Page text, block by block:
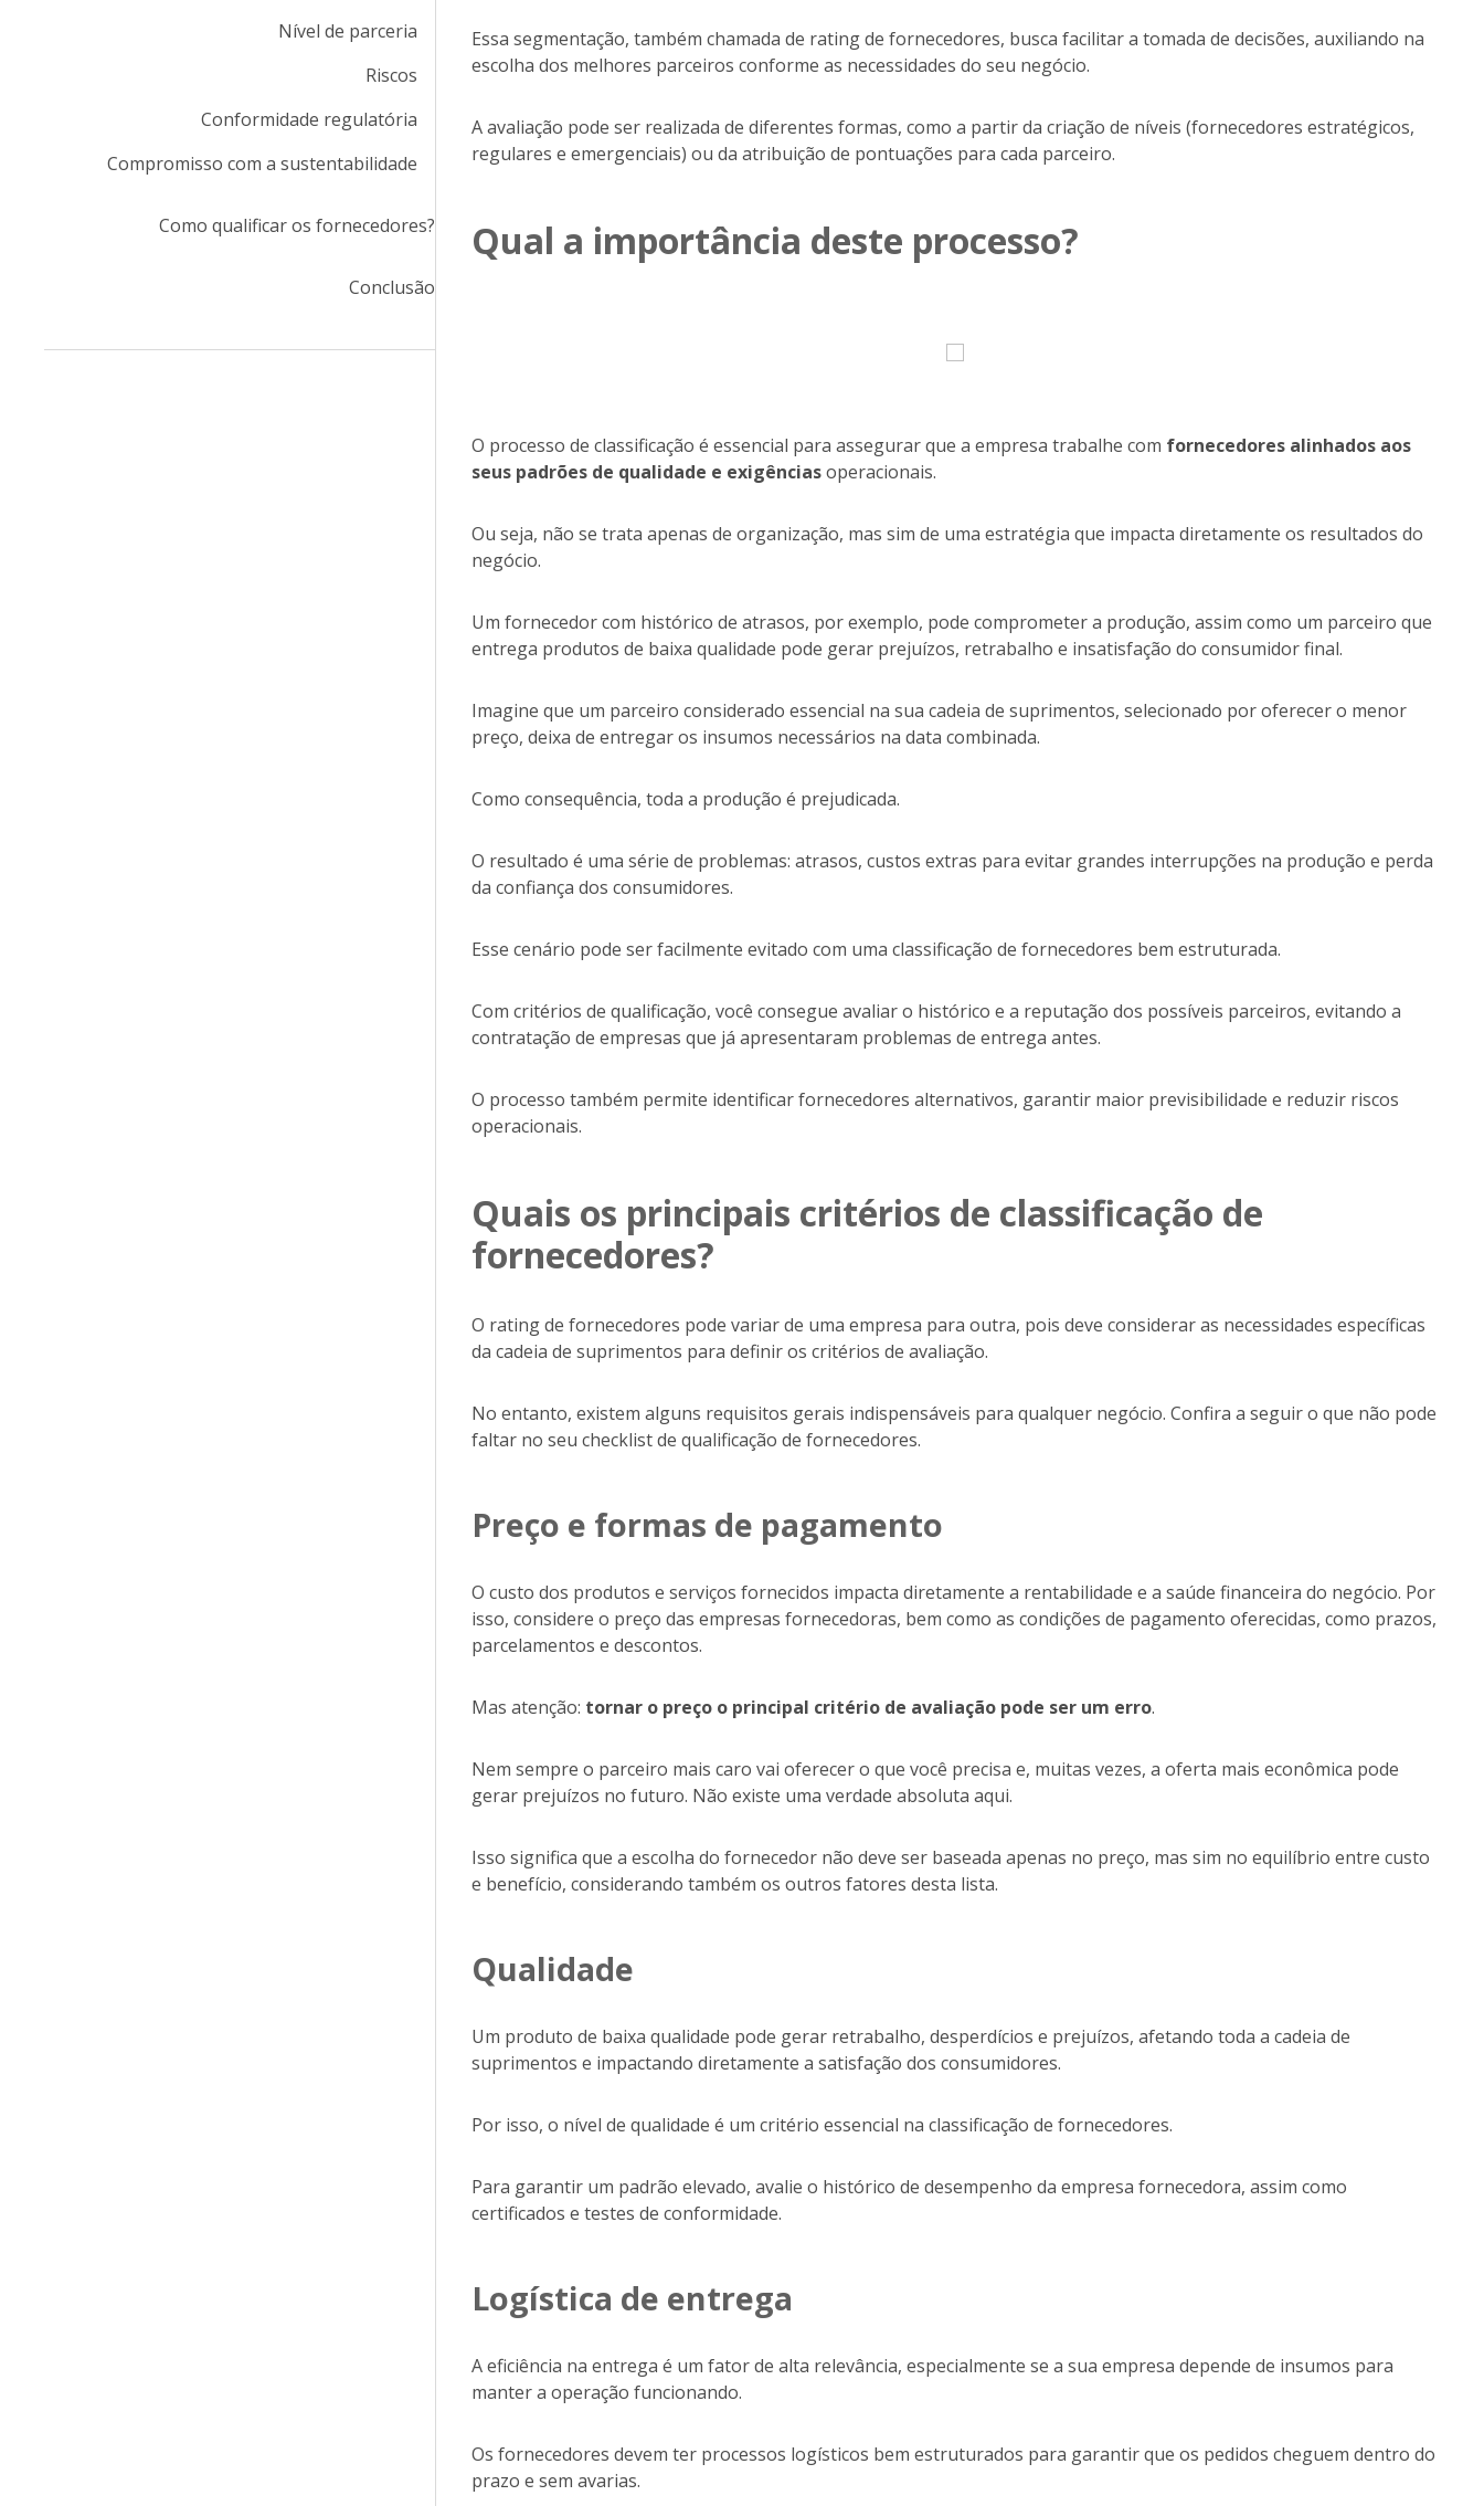
Nível de parceria
Riscos
Conformidade regulatória
Compromisso com a sustentabilidade
Como qualificar os fornecedores?
Conclusão
Essa segmentação, também chamada de rating de fornecedores, busca facilitar a tomada de decisões, auxiliando na
escolha dos melhores parceiros conforme as necessidades do seu negócio.
A avaliação pode ser realizada de diferentes formas, como a partir da criação de níveis (fornecedores estratégicos,
regulares e emergenciais) ou da atribuição de pontuações para cada parceiro.
Qual a importância deste processo?
O processo de classificação é essencial para assegurar que a empresa trabalhe com fornecedores alinhados aos
seus padrões de qualidade e exigênciasoperacionais.
Ou seja, não se trata apenas de organização, mas sim de uma estratégia que impacta diretamente os resultados do
negócio.
Um fornecedor com histórico de atrasos, por exemplo, pode comprometer a produção, assim como um parceiro que
entrega produtos de baixa qualidade pode gerar prejuízos, retrabalho e insatisfação do consumidor final.
Imagine que um parceiro considerado essencial na sua cadeia de suprimentos, selecionado por oferecer o menor
preço, deixa de entregar os insumos necessários na data combinada.
Como consequência, toda a produção é prejudicada.
O resultado é uma série de problemas: atrasos, custos extras para evitar grandes interrupções na produção e perda
da confiança dos consumidores.
Esse cenário pode ser facilmente evitado com uma classificação de fornecedores bem estruturada.
Com critérios de qualificação, você consegue avaliar o histórico e a reputação dos possíveis parceiros, evitando a
contratação de empresas que já apresentaram problemas de entrega antes.
O processo também permite identificar fornecedores alternativos, garantir maior previsibilidade e reduzir riscos
operacionais.
Quais os principais critérios de classificação de
fornecedores?
O rating de fornecedores pode variar de uma empresa para outra, pois deve considerar as necessidades específicas
da cadeia de suprimentos para definir os critérios de avaliação.
No entanto, existem alguns requisitos gerais indispensáveis para qualquer negócio. Confira a seguir o que não pode
faltar no seu checklist de qualificação de fornecedores.
Preço e formas de pagamento
O custo dos produtos e serviços fornecidos impacta diretamente a rentabilidade e a saúde financeira do negócio. Por
isso, considere o preço das empresas fornecedoras, bem como as condições de pagamento oferecidas, como prazos,
parcelamentos e descontos.
Mas atenção: tornar o preço o principal critério de avaliação pode ser um erro.
Nem sempre o parceiro mais caro vai oferecer o que você precisa e, muitas vezes, a oferta mais econômica pode
gerar prejuízos no futuro. Não existe uma verdade absoluta aqui.
Isso significa que a escolha do fornecedor não deve ser baseada apenas no preço, mas sim no equilíbrio entre custo
e benefício, considerando também os outros fatores desta lista.
Qualidade
Um produto de baixa qualidade pode gerar retrabalho, desperdícios e prejuízos, afetando toda a cadeia de
suprimentos e impactando diretamente a satisfação dos consumidores.
Por isso, o nível de qualidade é um critério essencial na classificação de fornecedores.
Para garantir um padrão elevado, avalie o histórico de desempenho da empresa fornecedora, assim como
certificados e testes de conformidade.
Logística de entrega
A eficiência na entrega é um fator de alta relevância, especialmente se a sua empresa depende de insumos para
manter a operação funcionando.
Os fornecedores devem ter processos logísticos bem estruturados para garantir que os pedidos cheguem dentro do
prazo e sem avarias.